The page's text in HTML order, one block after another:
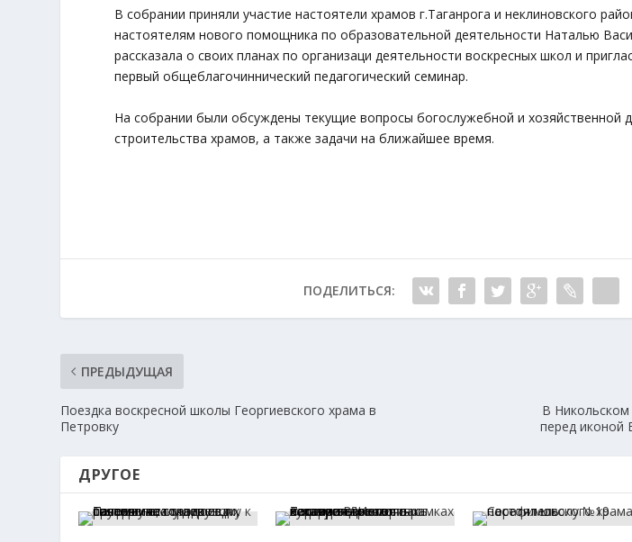
В собрании приняли участие настоятели храмов г.Таганрога и неклиновского
настоятелям нового помощника по образовательной деятельности Наталью
рассказала о своих планах по организаци деятельности воскресных школ и
первый общеблагочиннический педагогический семинар.
На собрании были обсуждены текущие вопросы богослужебной и хозяйственной
строительства храмов, а также задачи на ближайшее время.
ПОДЕЛИТЬСЯ:
ПРЕДЫДУЩАЯ
Поездка воскресной школы Георгиевского храма в
Петровку
В Никольском
перед иконой
ДРУГОЕ